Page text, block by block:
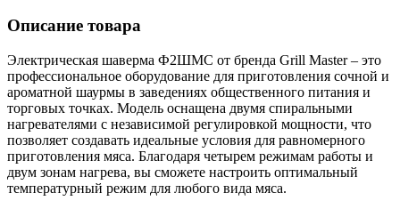
Описание товара
Электрическая шаверма Ф2ШМС от бренда Grill Master – это
профессиональное оборудование для приготовления сочной и
ароматной шаурмы в заведениях общественного питания и
торговых точках. Модель оснащена двумя спиральными
нагревателями с независимой регулировкой мощности, что
позволяет создавать идеальные условия для равномерного
приготовления мяса. Благодаря четырем режимам работы и
двум зонам нагрева, вы сможете настроить оптимальный
температурный режим для любого вида мяса.